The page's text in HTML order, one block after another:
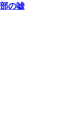
の嘘